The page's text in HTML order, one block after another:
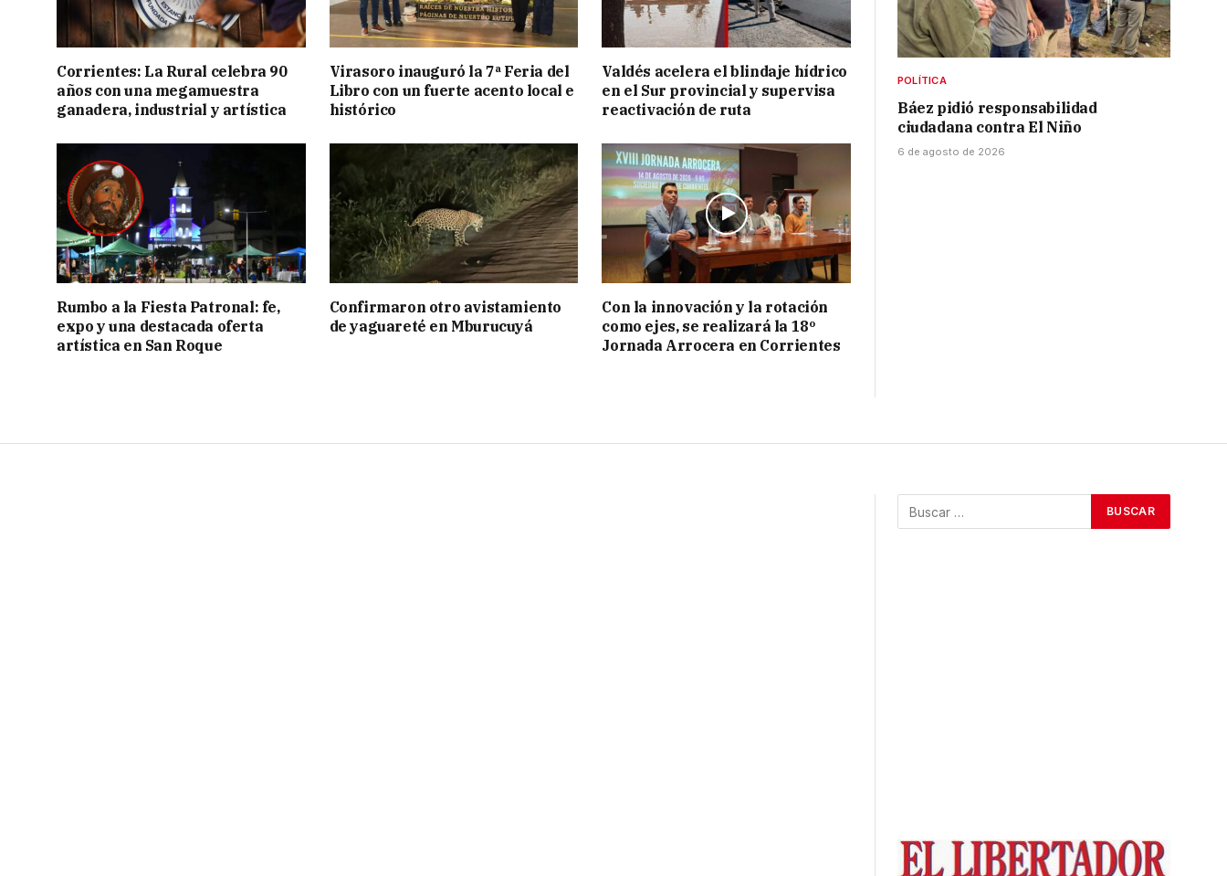
Corrientes: La Rural celebra 90
años con una megamuestra
ganadera, industrial y artística
Virasoro inauguró la 7ª Feria del
Libro con un fuerte acento local e
histórico
Valdés acelera el blindaje hídrico
en el Sur provincial y supervisa
reactivación de ruta
Rumbo a la Fiesta Patronal: fe,
expo y una destacada oferta
artística en San Roque
Confirmaron otro avistamiento
de yaguareté en Mburucuyá
Con la innovación y la rotación
como ejes, se realizará la 18º
Jornada Arrocera en Corrientes
POLÍTICA
Báez pidió responsabilidad
ciudadana contra El Niño
6 de agosto de 2026